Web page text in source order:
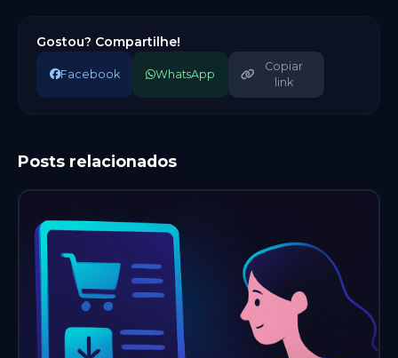
Gostou? Compartilhe!
Facebook WhatsApp
Copiar
link
Posts relacionados